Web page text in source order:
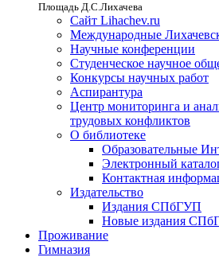
Площадь Д.С.Лихачева
Сайт Lihachev.ru
Международные
Научные конференции
Студенческое научное
Конкурсы научных работ
Аспирантура
Центр мониторинга и
трудовых конфликтов
О библиотеке
Образовательные
Электронный
Контактная
Издательство
Издания СПбГУП
Новые издания
Проживание
Гимназия